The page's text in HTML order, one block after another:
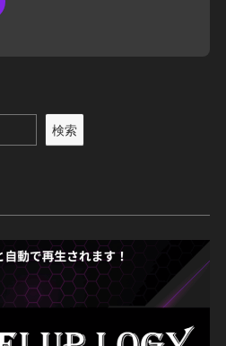
検索